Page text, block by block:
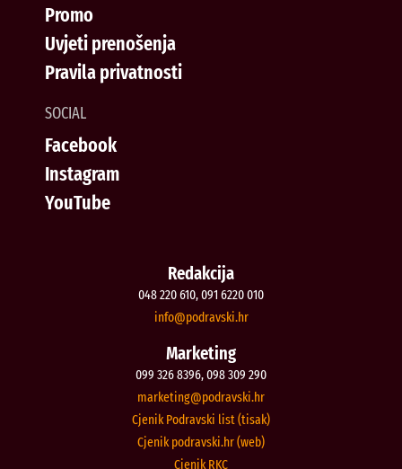
Promo
Uvjeti prenošenja
Pravila privatnosti
SOCIAL
Facebook
Instagram
YouTube
Redakcija
048 220 610, 091 6220 010
rh.iksvardop
@ofni
Marketing
099 326 8396, 098 309 290
rh.iksvardop
@gnitekram
Cjenik Podravski list (tisak)
Cjenik podravski.hr (web)
Cjenik RKC